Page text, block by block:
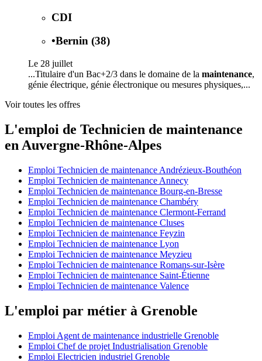
CDI
•Bernin (38)
Le 28 juillet
...Titulaire d'un Bac+2/3 dans le domaine de la maintenance,
génie électrique, génie électronique ou mesures physiques,...
Voir toutes les offres
L'emploi de Technicien de maintenance
en Auvergne-Rhône-Alpes
Emploi Technicien de maintenance Andrézieux-Bouthéon
Emploi Technicien de maintenance Annecy
Emploi Technicien de maintenance Bourg-en-Bresse
Emploi Technicien de maintenance Chambéry
Emploi Technicien de maintenance Clermont-Ferrand
Emploi Technicien de maintenance Cluses
Emploi Technicien de maintenance Feyzin
Emploi Technicien de maintenance Lyon
Emploi Technicien de maintenance Meyzieu
Emploi Technicien de maintenance Romans-sur-Isère
Emploi Technicien de maintenance Saint-Étienne
Emploi Technicien de maintenance Valence
L'emploi par métier à Grenoble
Emploi Agent de maintenance industrielle Grenoble
Emploi Chef de projet Industrialisation Grenoble
Emploi Electricien industriel Grenoble